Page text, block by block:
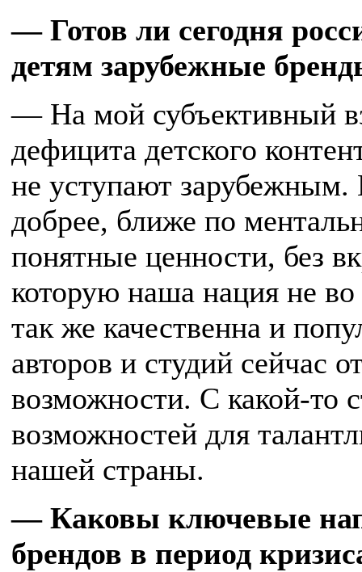
— Готов ли сегодня
детям зарубежные
— На мой субъективный
дефицита детского
не уступают
добрее, ближе по
понятные ценности, без
которую наша нация не
так же качественна и
авторов и студий сейчас
возможности. С какой-то
возможностей для
нашей страны.
— Каковы ключевые
брендов в период